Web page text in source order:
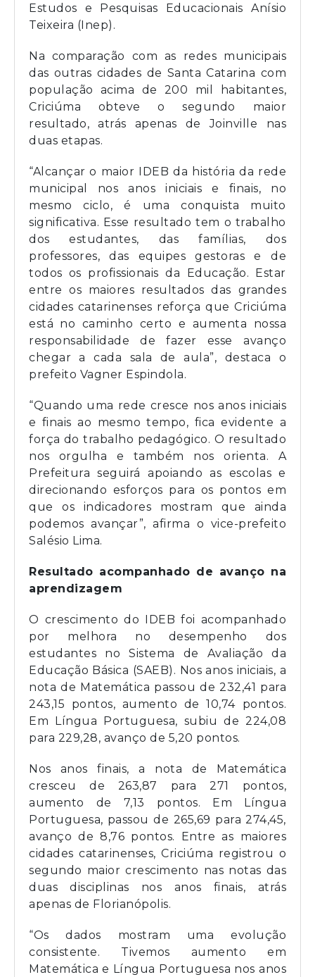
Estudos e Pesquisas Educacionais Anísio
Teixeira (Inep).
Na comparação com as redes municipais
das outras cidades de Santa Catarina com
população acima de 200 mil habitantes,
Criciúma obteve o segundo maior
resultado, atrás apenas de Joinville nas
duas etapas.
“Alcançar o maior IDEB da história da rede
municipal nos anos iniciais e finais, no
mesmo ciclo, é uma conquista muito
significativa. Esse resultado tem o trabalho
dos estudantes, das famílias, dos
professores, das equipes gestoras e de
todos os profissionais da Educação. Estar
entre os maiores resultados das grandes
cidades catarinenses reforça que Criciúma
está no caminho certo e aumenta nossa
responsabilidade de fazer esse avanço
chegar a cada sala de aula”, destaca o
prefeito Vagner Espindola.
“Quando uma rede cresce nos anos iniciais
e finais ao mesmo tempo, fica evidente a
força do trabalho pedagógico. O resultado
nos orgulha e também nos orienta. A
Prefeitura seguirá apoiando as escolas e
direcionando esforços para os pontos em
que os indicadores mostram que ainda
podemos avançar”, afirma o vice-prefeito
Salésio Lima.
Resultado acompanhado de avanço na
aprendizagem
O crescimento do IDEB foi acompanhado
por melhora no desempenho dos
estudantes no Sistema de Avaliação da
Educação Básica (SAEB). Nos anos iniciais, a
nota de Matemática passou de 232,41 para
243,15 pontos, aumento de 10,74 pontos.
Em Língua Portuguesa, subiu de 224,08
para 229,28, avanço de 5,20 pontos.
Nos anos finais, a nota de Matemática
cresceu de 263,87 para 271 pontos,
aumento de 7,13 pontos. Em Língua
Portuguesa, passou de 265,69 para 274,45,
avanço de 8,76 pontos. Entre as maiores
cidades catarinenses, Criciúma registrou o
segundo maior crescimento nas notas das
duas disciplinas nos anos finais, atrás
apenas de Florianópolis.
“Os dados mostram uma evolução
consistente. Tivemos aumento em
Matemática e Língua Portuguesa nos anos